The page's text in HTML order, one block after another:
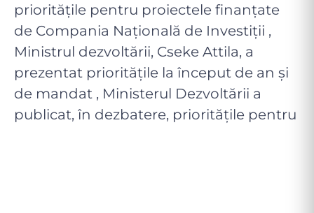
prioritățile pentru proiectele finanțate
de Compania Națională de Investiții ,
Ministrul dezvoltării, Cseke Attila, a
prezentat prioritățile la început de an și
de mandat , Ministerul Dezvoltării a
publicat, în dezbatere, prioritățile pentru